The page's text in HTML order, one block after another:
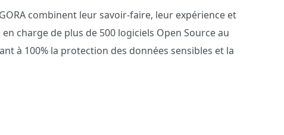
combinent leur savoir-faire, leur expérience et
charge de plus de 500 logiciels Open Source au
à 100% la protection des données sensibles et la